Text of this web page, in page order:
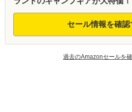
セール情報を確認
過去のAmazonセールを